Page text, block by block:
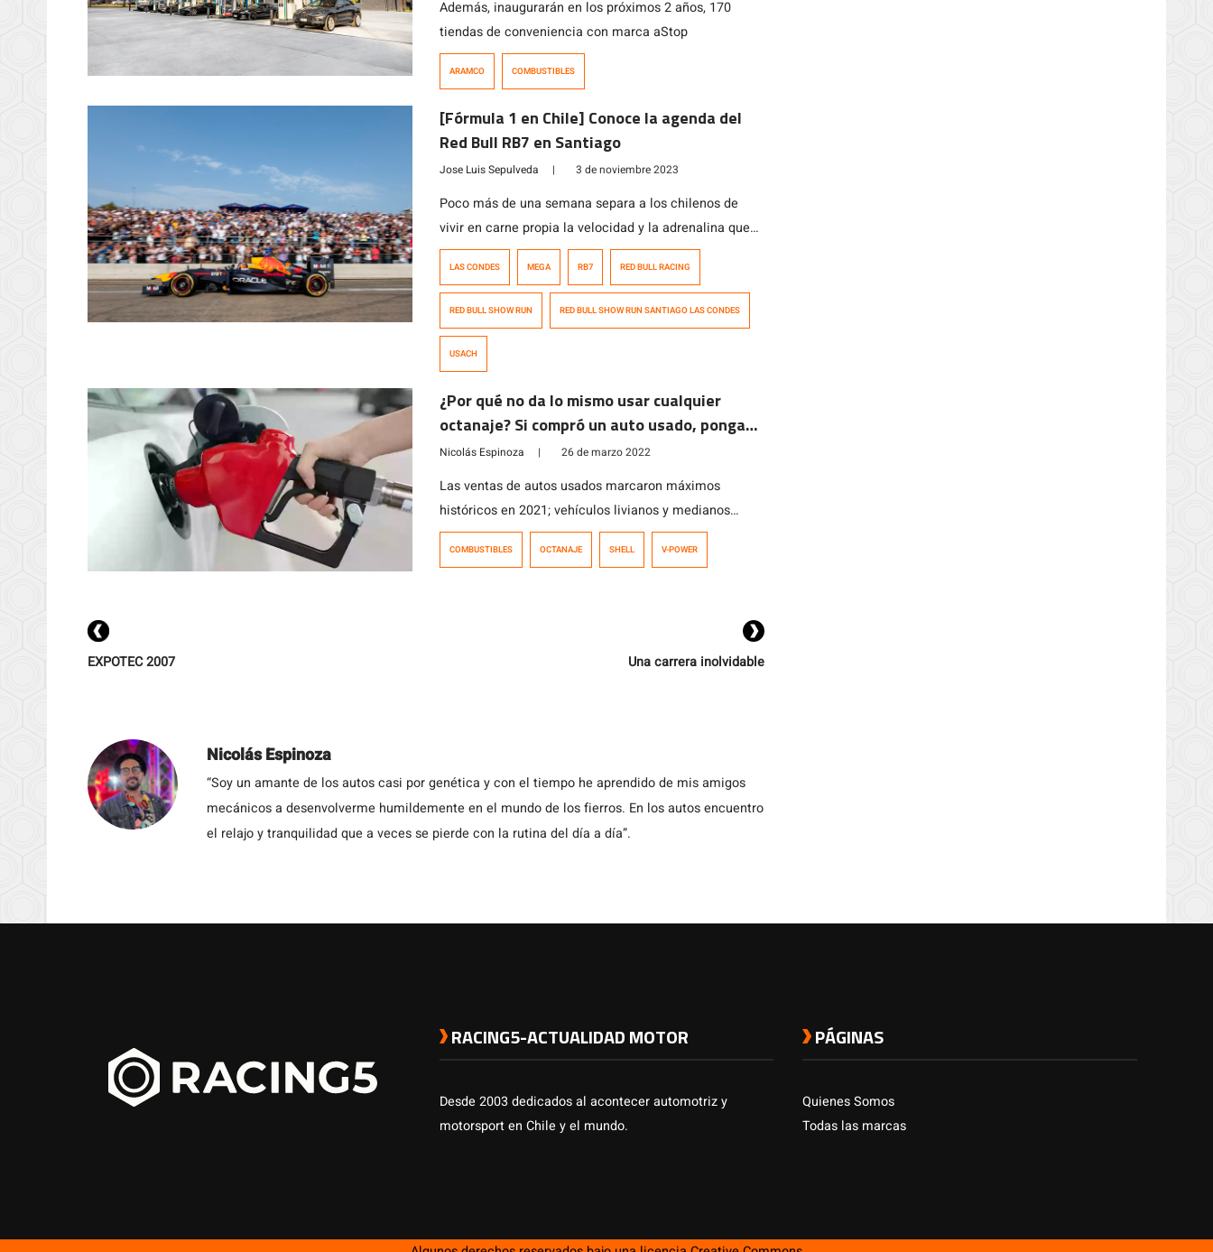
calidad, ofertas y servicios líderes
Además, inaugurarán en los próximos 2 años, 170
tiendas de conveniencia con marca aStop
ARAMCO COMBUSTIBLES
[Fórmula 1 en Chile] Conoce la agenda del
Red Bull RB7 en Santiago
Jose Luis Sepulveda | 3 de noviembre 2023
Poco más de una semana separa a los chilenos de
vivir en carne propia la velocidad y la adrenalina que
genera un auto de Fórmula 1. Y es que el RB7, que fue
comenzar todas […]
LAS CONDES MEGA RB7 RED BULL RACING
RED BULL SHOW RUN RED BULL SHOW RUN SANTIAGO LAS CONDES
USACH
¿Por qué no da lo mismo usar cualquier
octanaje? Si compró un auto usado, ponga
atención a estos consejos
Nicolás Espinoza | 26 de marzo 2022
Las ventas de autos usados marcaron máximos
históricos en 2021; vehículos livianos y medianos
alcanzaron una cifra de 1.429.335 unidades vendidas a
COMBUSTIBLES OCTANAJE SHELL V-POWER
EXPOTEC 2007 Una carrera inolvidable
Nicolás Espinoza
“Soy un amante de los autos casi por genética y con el tiempo he aprendido de mis amigos
mecánicos a desenvolverme humildemente en el mundo de los fierros. En los autos encuentro
el relajo y tranquilidad que a veces se pierde con la rutina del día a día”.
RACING5-ACTUALIDAD MOTOR
Desde 2003 dedicados al acontecer automotriz y
motorsport en Chile y el mundo.
PÁGINAS
Quienes Somos
Todas las marcas